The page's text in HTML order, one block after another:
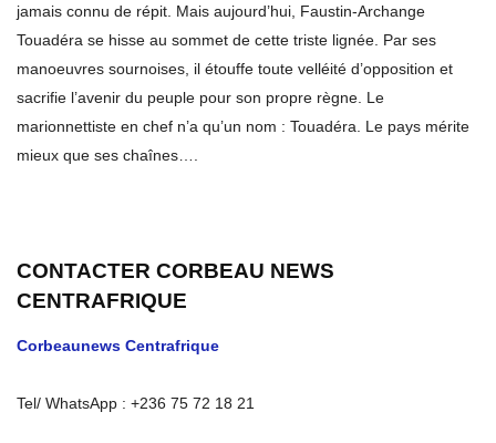
jamais connu de répit. Mais aujourd’hui, Faustin-Archange
Touadéra se hisse au sommet de cette triste lignée. Par ses
manoeuvres sournoises, il étouffe toute velléité d’opposition et
sacrifie l’avenir du peuple pour son propre règne. Le
marionnettiste en chef n’a qu’un nom : Touadéra. Le pays mérite
mieux que ses chaînes….
CONTACTER CORBEAU NEWS
CENTRAFRIQUE
Corbeaunews Centrafrique
Tel/ WhatsApp : +236 75 72 18 21